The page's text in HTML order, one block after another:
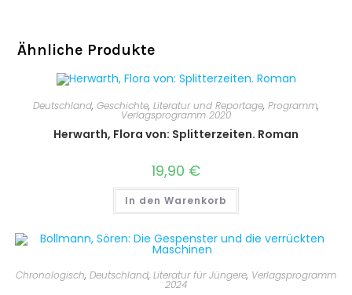
Ähnliche Produkte
Deutschland, Geschichte, Literatur und Reportage, Programm,
Verlagsprogramm 2020
Herwarth, Flora von: Splitterzeiten. Roman
19,90 €
In den Warenkorb
Chronologisch, Deutschland, Literatur für Jüngere, Verlagsprogramm
2024